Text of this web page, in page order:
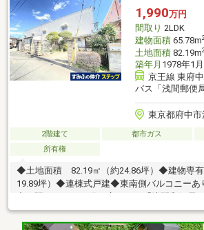
室約3.7畳と洋室約5.3畳は将来的に完全に仕切
で、 フレキシブルに利用可能な間取りです。
1,990万円
間取り 2LDK
建物面積65.78m2
土地面積82.19m
築年月 1978年1
京王線 東府
バス「浅間郵便
東京都府中市
2階建て 都市ガス
所有権
◆土地面積 82.19㎡（約24.86坪）◆建物専
19.89坪）◆連棟式戸建◆東南側バルコニー
500m 徒歩７分）～ライフインフォメーシ
浅間町店 約250m 徒歩4分◎セブンイレブ